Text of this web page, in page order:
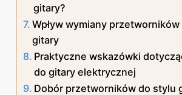
gitary?
Wpływ wymiany
gitary
Praktyczne wskazówki
do gitary elektrycznej
Dobór przetworników do stylu